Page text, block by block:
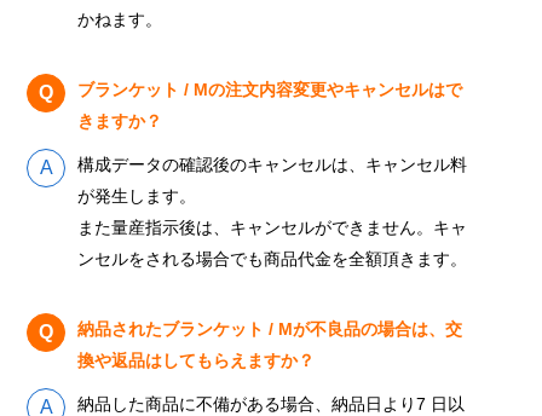
かねます。
ブランケット / Mの注文内容変更やキャンセルはで
きますか？
構成データの確認後のキャンセルは、キャンセル料
が発生します。
また量産指示後は、キャンセルができません。キャ
ンセルをされる場合でも商品代金を全額頂きます。
納品されたブランケット / Mが不良品の場合は、交
換や返品はしてもらえますか？
納品した商品に不備がある場合、納品日より7 日以